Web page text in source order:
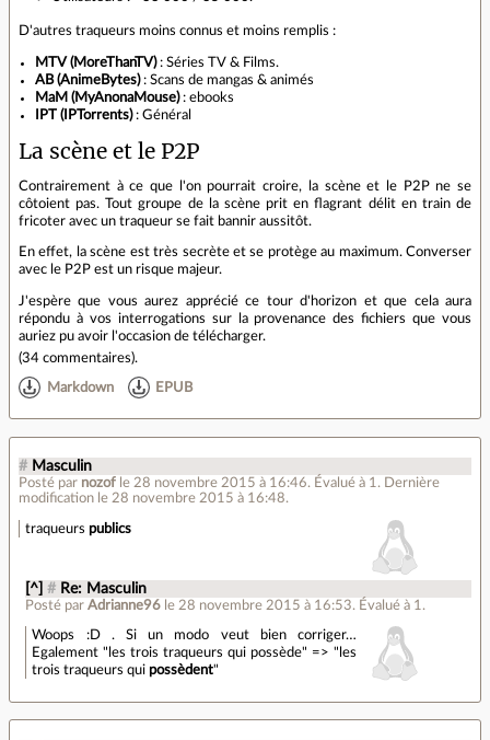
D'autres traqueurs moins connus et moins remplis :
MTV (MoreThanTV): Séries TV & Films.
AB (AnimeBytes): Scans de mangas & animés
MaM (MyAnonaMouse): ebooks
IPT (IPTorrents): Général
La scène et le P2P
Contrairement à ce que l'on pourrait croire, la scène et le P2P ne se
côtoient pas. Tout groupe de la scène prit en flagrant délit en train de
fricoter avec un traqueur se fait bannir aussitôt.
En effet, la scène est très secrète et se protège au maximum. Converser
avec le P2P est un risque majeur.
J'espère que vous aurez apprécié ce tour d'horizon et que cela aura
répondu à vos interrogations sur la provenance des fichiers que vous
auriez pu avoir l'occasion de télécharger.
(34 commentaires).
Markdown EPUB
# Masculin
Posté par nozof le 28 novembre 2015 à 16:46. Évalué à 1 . Dernière
modification le 28 novembre 2015 à 16:48.
traqueurs publics
[^] # Re: Masculin
Posté parAdrianne96 le 28 novembre 2015 à 16:53. Évalué à 1 .
Woops :D . Si un modo veut bien corriger…
Egalement "les trois traqueurs qui possède" => "les
trois traqueurs qui possèdent"